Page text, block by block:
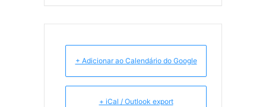
+ Adicionar ao Calendário do Google
+ iCal / Outlook export